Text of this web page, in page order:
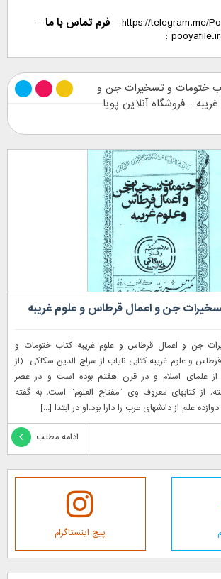
https://telegram.me/
- فرم تماس با ما -
ختومات و تسخیرات جن و
- فروشگاه آنلاین پویا
جن و اعمال قرطاس و علوم غریبه
جن و اعمال قرطاس و علوم غریبه کتاب ختومات و
و علوم غریبه کتابی نایاب از سراج الدین سکاکی (از
از علمای اسلام و در قرن هفتم بوده است و در عصر
از کتابهای معروف وی “مفتاح العلوم” است. به گفته
علم از دانشهای عرب را دارا بود.او در ابتدا [...]
ادامه مطلب
پیج اینستاگرام